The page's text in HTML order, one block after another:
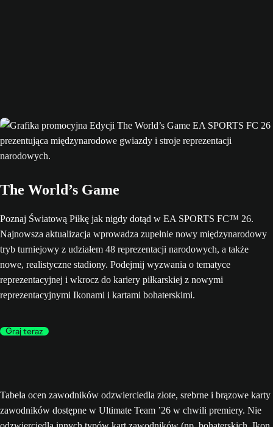
The World’s Game
Poznaj Światową Piłkę jak nigdy dotąd w EA SPORTS FC™ 26.
Najnowsza aktualizacja wprowadza zupełnie nowy międzynarodowy
tryb turniejowy z udziałem 48 reprezentacji narodowych, a także
nowe, realistyczne stadiony. Podejmij wyzwania o tematyce
reprezentacyjnej i wkrocz do kariery piłkarskiej z nowymi
reprezentacyjnymi Ikonami i kartami bohaterskimi.
Graj teraz
Tabela ocen zawodników odzwierciedla złote, srebrne i brązowe karty
zawodników dostępne w Ultimate Team ’26 w chwili premiery. Nie